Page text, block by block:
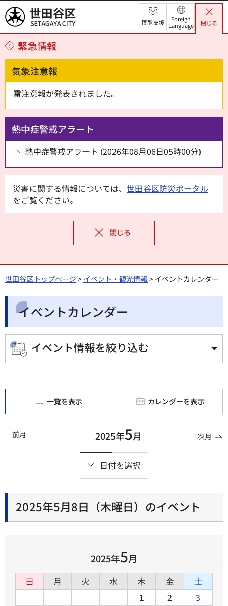
世田谷区 閲覧支援
Foreign
Language
閉じる
緊急情報
気象注意報
雷注意報が発表されました。
熱中症警戒アラート
熱中症警戒アラート (2026年08月06日05時00分)
災害に関する情報については、 世田谷区防災ポータル
をご覧ください。
閉じる
世田谷区トップページ > イベント・観光情報 > イベントカレンダー
イベントカレンダー
イベント情報を絞り込む
一覧を表示 カレンダーを表示
前月 2025年5月
日付を選択
次月
2025年5月8日（木曜日）のイベント
2025年5月
日 月 火 水 木 金
土
1
2
3